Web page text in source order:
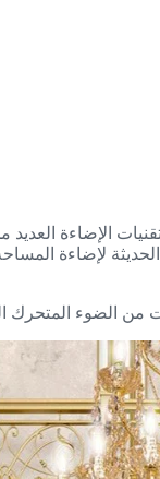
الإضاءة
لإضاءة
من الضوء المتحرك